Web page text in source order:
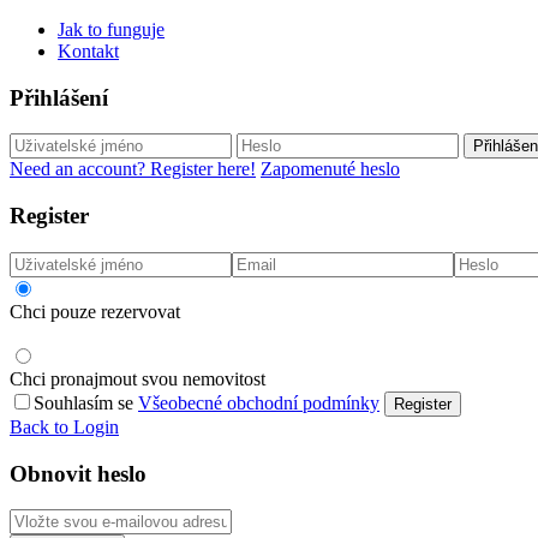
Jak to funguje
Kontakt
Přihlášení
Need an account? Register here! Zapomenuté heslo
Register
Chci pouze rezervovat
Chci pronajmout svou nemovitost
Souhlasím se Všeobecné obchodní podmínky Register
Back to Login
Obnovit heslo